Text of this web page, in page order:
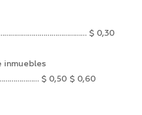
$ 0,30
inmuebles
$ 0,50 $ 0,60